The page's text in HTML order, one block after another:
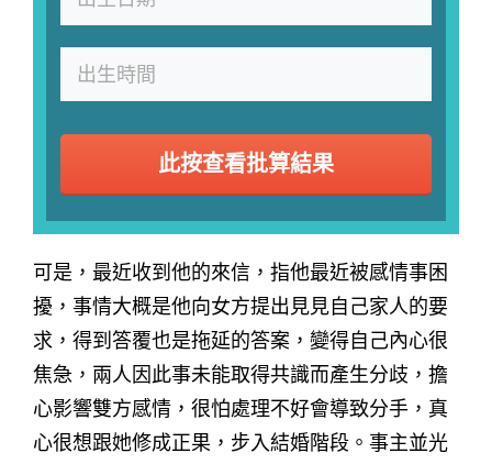
此按查看批算結果
可是，最近收到他的來信，指他最近被感情事困
擾，事情大概是他向女方提出見見自己家人的要
求，得到答覆也是拖延的答案，變得自己內心很
焦急，兩人因此事未能取得共識而產生分歧，擔
心影響雙方感情，很怕處理不好會導致分手，真
心很想跟她修成正果，步入結婚階段。事主並光